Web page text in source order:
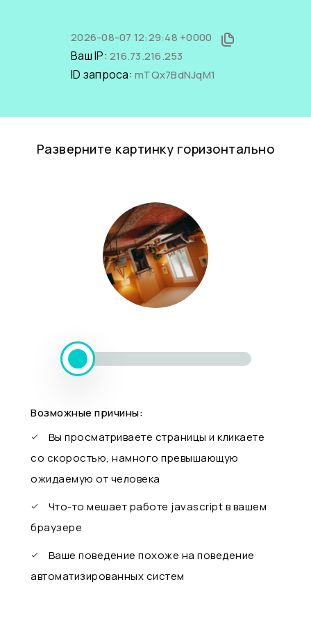
2026-08-07 12:29:48 +0000
Ваш IP: 216.73.216.253
ID запроса: mTQx7BdNJqM1
Разверните картинку горизонтально
Возможные причины:
Вы просматриваете страницы и кликаете
со скоростью, намного превышающую
ожидаемую от человека
Что-то мешает работе javascript в вашем
браузере
Ваше поведение похоже на поведение
автоматизированных систем